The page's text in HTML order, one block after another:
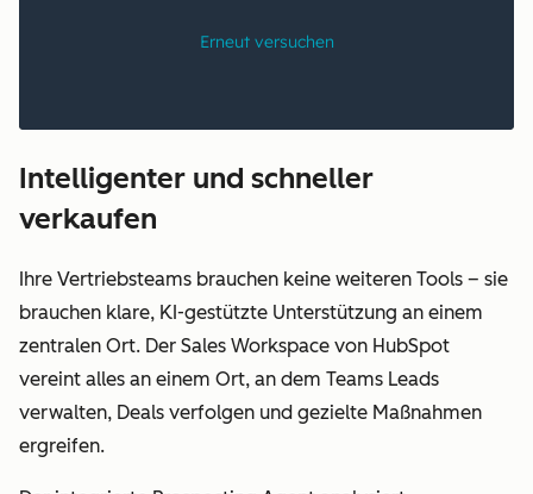
Intelligenter und schneller
verkaufen
Ihre Vertriebsteams brauchen keine weiteren Tools – sie
brauchen klare, KI-gestützte Unterstützung an einem
zentralen Ort. Der Sales Workspace von HubSpot
vereint alles an einem Ort, an dem Teams Leads
verwalten, Deals verfolgen und gezielte Maßnahmen
ergreifen.